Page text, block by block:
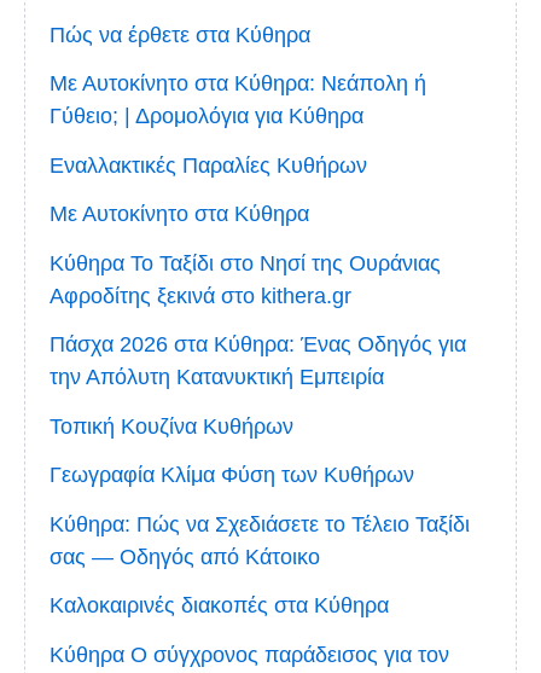
Πώς να έρθετε στα Κύθηρα
Με Αυτοκίνητο στα Κύθηρα: Νεάπολη ή
Γύθειο; | Δρομολόγια για Κύθηρα
Εναλλακτικές Παραλίες Κυθήρων
Με Αυτοκίνητο στα Κύθηρα
Κύθηρα Το Ταξίδι στο Νησί της Ουράνιας
Αφροδίτης ξεκινά στο kithera.gr
Πάσχα 2026 στα Κύθηρα: Ένας Οδηγός για
την Απόλυτη Κατανυκτική Εμπειρία
Τοπική Κουζίνα Κυθήρων
Γεωγραφία Κλίμα Φύση των Κυθήρων
Κύθηρα: Πώς να Σχεδιάσετε το Τέλειο Ταξίδι
σας — Οδηγός από Κάτοικο
Καλοκαιρινές διακοπές στα Κύθηρα
Κύθηρα Ο σύγχρονος παράδεισος για τον